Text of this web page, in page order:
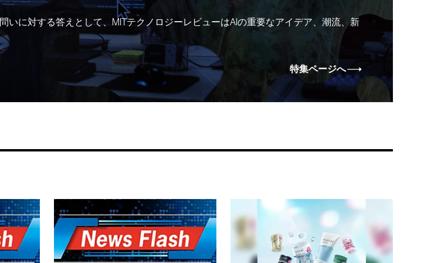
に対する答えとして、MITテクノロジーレビューはAIの重要なアイデア、潮流、新
特集ページへ